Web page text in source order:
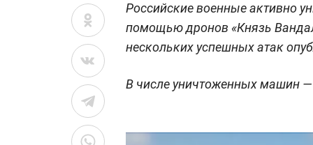
Российские военные активно
помощью дронов «Князь
нескольких успешных атак
В числе уничтоженных машин